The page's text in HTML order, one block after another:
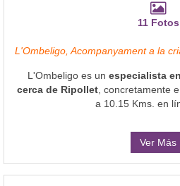
11 Fotos
L'Ombeligo, Acompanyament a la
L'Ombeligo es un especialista
cerca de Ripollet, concretamente
a 10.15 Kms. en
Ver Más